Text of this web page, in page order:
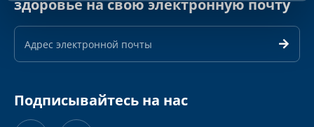
здоровье на свою электронную почту
Адрес
почты
Подписывайтесь на нас